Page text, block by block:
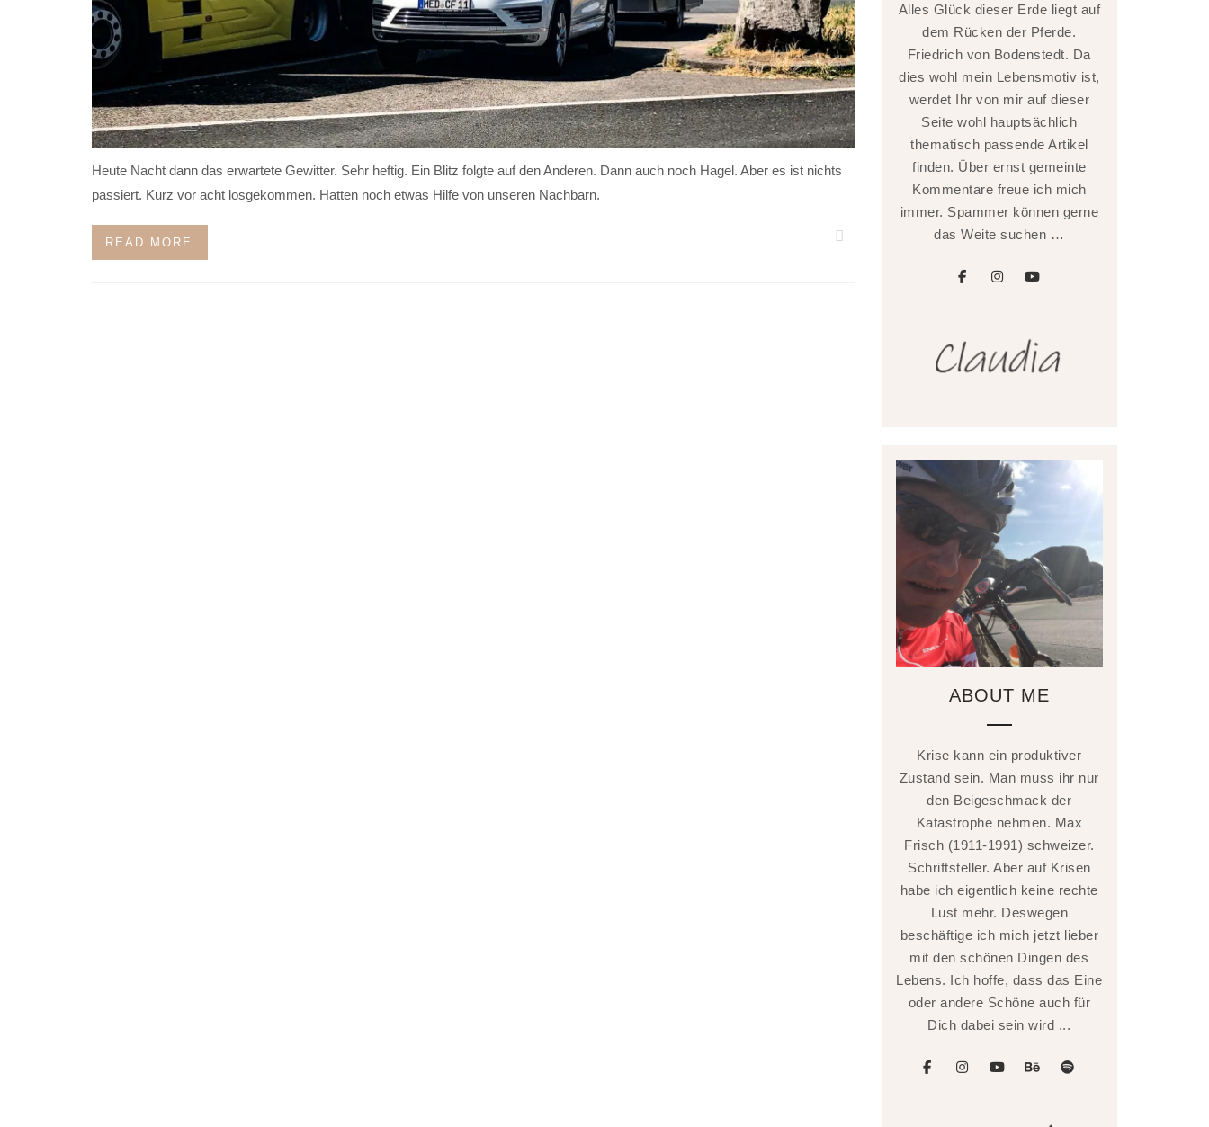
Heute Nacht dann das erwartete Gewitter. Sehr heftig. Ein Blitz folgte auf den Anderen. Dann auch noch Hagel. Aber es ist nichts
passiert. Kurz vor acht losgekommen. Hatten noch etwas Hilfe von unseren Nachbarn.
READ MORE
Alles Glück dieser Erde liegt auf
dem Rücken der Pferde.
Friedrich von Bodenstedt. Da
dies wohl mein Lebensmotiv ist,
werdet Ihr von mir auf dieser
Seite wohl hauptsächlich
thematisch passende Artikel
finden. Über ernst gemeinte
Kommentare freue ich mich
immer. Spammer können gerne
das Weite suchen …
ABOUT ME
Krise kann ein produktiver
Zustand sein. Man muss ihr nur
den Beigeschmack der
Katastrophe nehmen. Max
Frisch (1911-1991) schweizer.
Schriftsteller. Aber auf Krisen
habe ich eigentlich keine rechte
Lust mehr. Deswegen
beschäftige ich mich jetzt lieber
mit den schönen Dingen des
Lebens. Ich hoffe, dass das Eine
oder andere Schöne auch für
Dich dabei sein wird ...
facebook
instagram
youtube
behance